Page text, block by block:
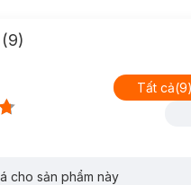
(9)
Tất cả(9)
cho sản phẩm này